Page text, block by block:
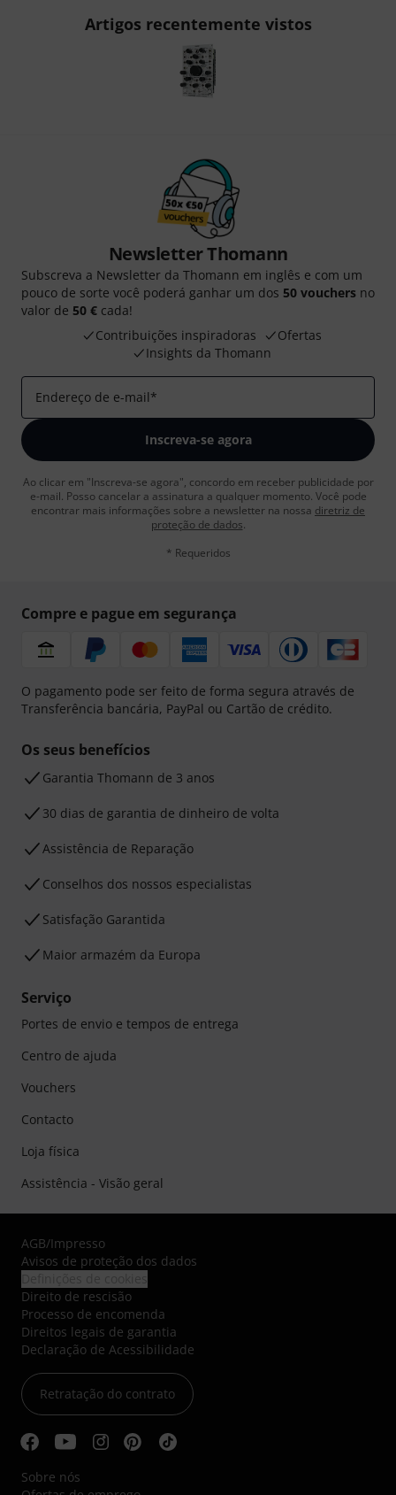
Artigos recentemente vistos
Newsletter Thomann
Subscreva a Newsletter da Thomann em inglês e com um
pouco de sorte você poderá ganhar um dos 50 vouchers no
valor de 50 € cada!
Contribuições inspiradoras
Ofertas
Insights da Thomann
Endereço de e-mail*
Inscreva-se agora
Ao clicar em "Inscreva-se agora", concordo em receber publicidade por
e-mail. Posso cancelar a assinatura a qualquer momento. Você pode
encontrar mais informações sobre a newsletter na nossa diretriz de
proteção de dados.
* Requeridos
Compre e pague em segurança
O pagamento pode ser feito de forma segura através de
Transferência bancária, PayPal ou Cartão de crédito.
Os seus benefícios
Garantia Thomann de 3 anos
30 dias de garantia de dinheiro de volta
Assistência de Reparação
Conselhos dos nossos especialistas
Satisfação Garantida
Maior armazém da Europa
Serviço
Portes de envio e tempos de entrega
Centro de ajuda
Vouchers
Contacto
Loja física
Assistência - Visão geral
AGB/Impresso
Avisos de proteção dos dados
Direito de rescisão
Processo de encomenda
Direitos legais de garantia
Declaração de Acessibilidade
Retratação do contrato
Sobre nós